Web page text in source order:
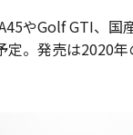
やGolf GTI、
定。発売は2020